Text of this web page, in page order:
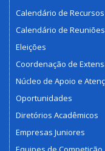
Calendário de Recursos
Calendário de Reuniões
Eleições
Coordenação de
Núcleo de Apoio e
Oportunidades
Diretórios Acadêmicos
Empresas Juniores